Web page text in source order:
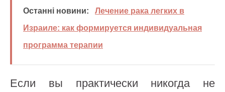
Останні новини:
Лечение рака легких в
Израиле: как формируется индивидуальная
программа терапии
Если вы практически никогда не